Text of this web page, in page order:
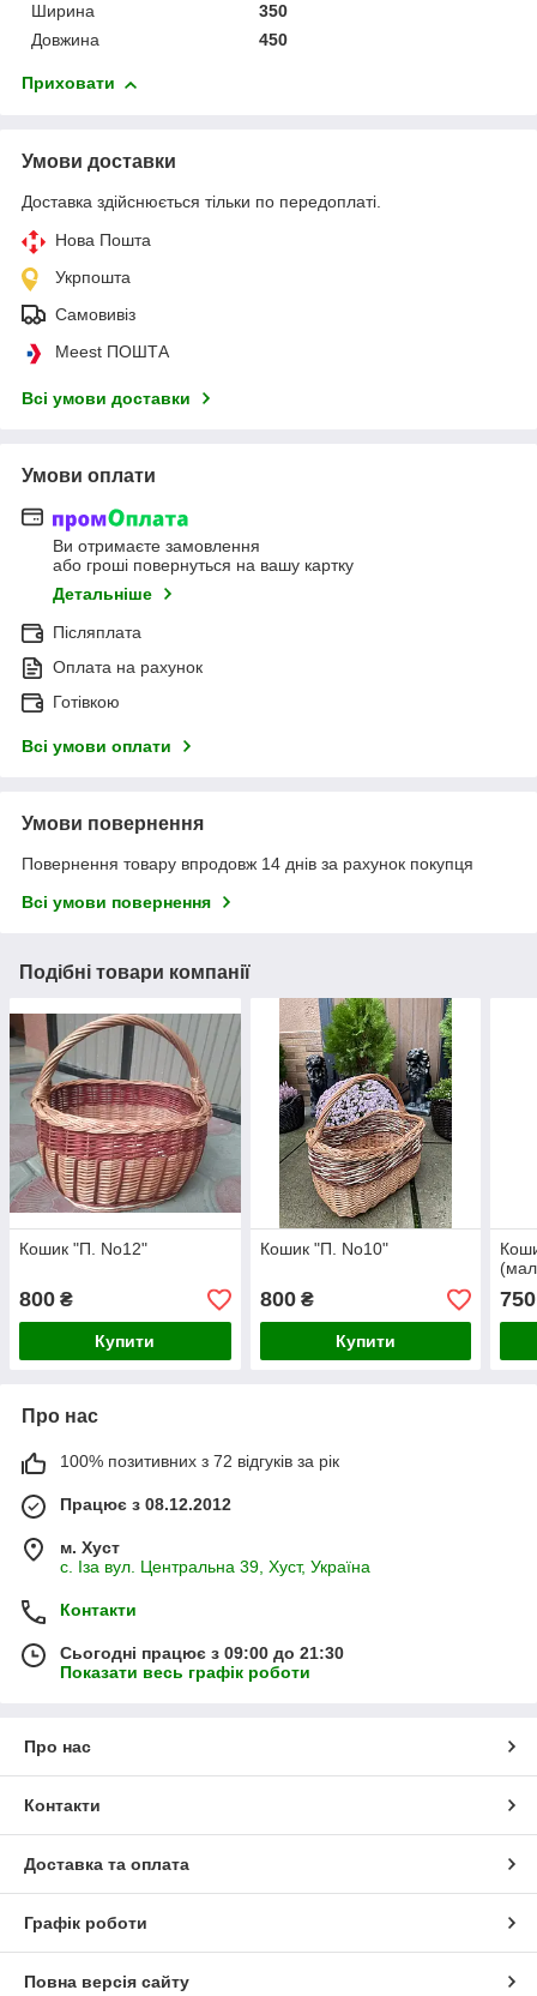
Ширина
350
Довжина
450
Приховати
Умови доставки
Доставка здійснюється тільки по передоплаті.
Нова Пошта
Укрпошта
Самовивіз
Meest ПОШТА
Всі умови доставки
Умови оплати
Ви отримаєте замовлення
або гроші повернуться на вашу картку
Детальніше
Післяплата
Оплата на рахунок
Готівкою
Всі умови оплати
Умови повернення
Повернення товару впродовж 14 днів за рахунок покупця
Всі умови повернення
Подібні товари компанії
Кошик "П. No12"
800 ₴
Купити
Кошик "П. No10"
800₴
Купити
750
Про нас
100% позитивних з 72 відгуків за рік
Працює з 08.12.2012
м. Хуст
с. Іза вул. Центральна 39, Хуст, Україна
Контакти
Сьогодні працює з 09:00 до 21:30
Показати весь графік роботи
Про нас
Контакти
Доставка та оплата
Графік роботи
Повна версія сайту